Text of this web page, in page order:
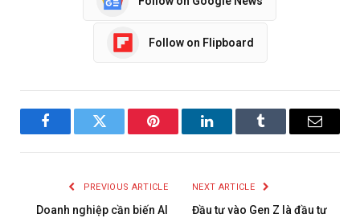
Follow on Flipboard
FacebookTwitter Pinterest LinkedInTumblr Email
PREVIOUS ARTICLE
Doanh nghiệp cần biến AI
NEXT ARTICLE
Đầu tư vào Gen Z là đầu tư